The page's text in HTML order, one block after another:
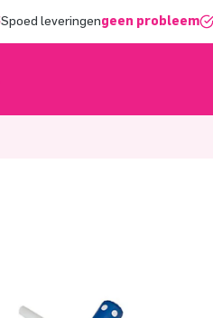
Spoed leveringengeen probleem